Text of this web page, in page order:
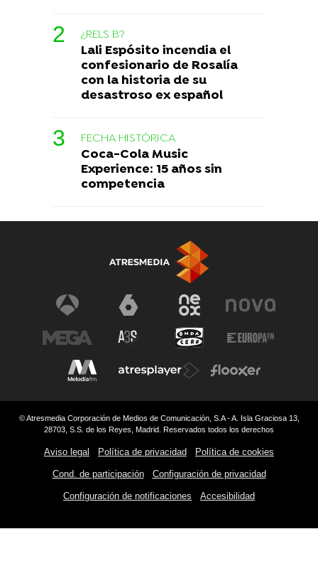
¿RELS B?
Lali Espósito incendia el
confesionario de Rosalía
con la historia de su
desastroso ex español
FECHA HISTÓRICA
Coca-Cola Music
Experience: 15 años sin
competencia
© Atresmedia Corporación de Medios de Comunicación, S.A - A. Isla Graciosa 13,
28703, S.S. de los Reyes, Madrid. Reservados todos los derechos
Aviso legal Política de privacidad Política de cookies
Cond. de participación Configuración de privacidad
Configuración de notificaciones Accesibilidad